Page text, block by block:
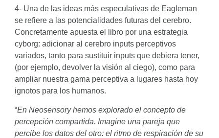
4- Una de las ideas más especulativas de Eagleman
se refiere a las potencialidades futuras del cerebro.
Concretamente apuesta el libro por una estrategia
cyborg: adicionar al cerebro inputs perceptivos
variados, tanto para sustituir inputs que debiera tener,
(por ejemplo, devolver la visión al ciego), como para
ampliar nuestra gama perceptiva a lugares hasta hoy
ignotos para los humanos.
“En Neosensory hemos explorado el concepto de
percepción compartida. Imagine una pareja que
percibe los datos del otro: el ritmo de respiración de su